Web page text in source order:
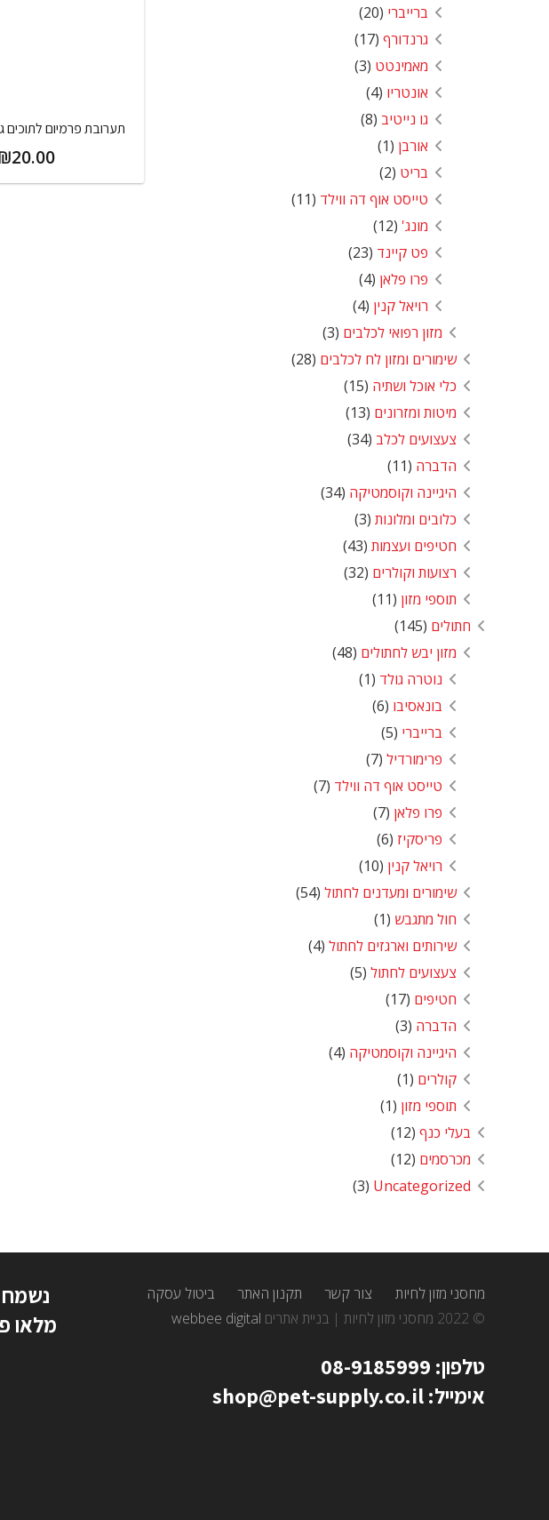
תערובת פרמיום לתוכים
20.00
ברייברי (20)
גרנדורף (17)
מאמינטט (3)
אונטריו (4)
גו נייטיב (8)
אורבן (1)
בריט (2)
טייסט אוף דה ווילד (11)
מונג' (12)
פט קיינד (23)
פרו פלאן (4)
רויאל קנין (4)
מזון רפואי לכלבים (3)
שימורים ומזון לח לכלבים (28)
כלי אוכל ושתיה (15)
מיטות ומזרונים (13)
צעצועים לכלב (34)
הדברה (11)
היגיינה וקוסמטיקה (34)
כלובים ומלונות (3)
חטיפים ועצמות (43)
רצועות וקולרים (32)
תוספי מזון (11)
חתולים (145)
מזון יבש לחתולים (48)
נוטרה גולד (1)
בונאסיבו (6)
ברייברי (5)
פרימורדיל (7)
טייסט אוף דה ווילד (7)
פרו פלאן (7)
פריסקיז (6)
רויאל קנין (10)
שימורים ומעדנים לחתול (54)
חול מתגבש (1)
שירותים וארגזים לחתול (4)
צעצועים לחתול (5)
חטיפים (17)
הדברה (3)
היגיינה וקוסמטיקה (4)
קולרים (1)
תוספי מזון (1)
בעלי כנף (12)
מכרסמים (12)
Uncategorized
(3)
מחסני מזון לחיות צור קשר תקנון האתר
ביטול עסקה
© 2022 מחסני מזון לחיות | בניית אתרים
webbee digital
טלפון: 08-9185999
אימייל: shop@pet-supply.co.il
נשמח
מלאו